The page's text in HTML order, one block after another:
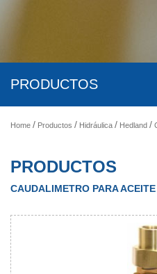
PRODUCTOS
Home Productos Hidráulica Hedland
PRODUCTOS
CAUDALIMETRO PARA